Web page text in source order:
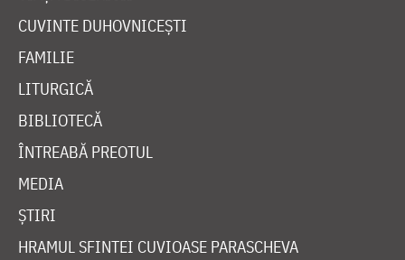
CUVINTE DUHOVNICEȘTI
FAMILIE
LITURGICĂ
BIBLIOTECĂ
ÎNTREABĂ PREOTUL
MEDIA
ȘTIRI
HRAMUL SFINTEI CUVIOASE PARASCHEVA